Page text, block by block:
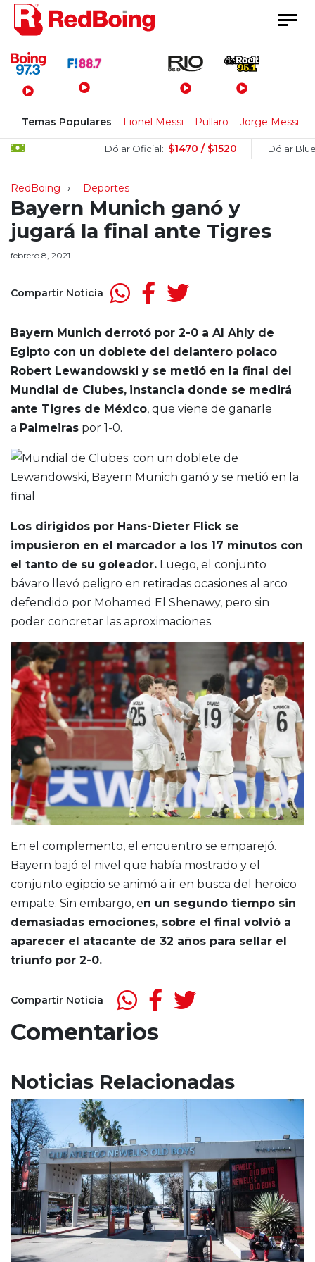
Menú Principal
Temas Populares Lionel Messi Pullaro Jorge Messi
Dólar Oficial: $1470 / $1520 Dólar Blue:
RedBoing Deportes
Bayern Munich ganó y
jugará la final ante Tigres
febrero 8, 2021
Compartir Noticia
Bayern Munich derrotó por 2-0 a Al Ahly de
Egipto con un doblete del delantero polaco
Robert Lewandowski y se metió en la final del
Mundial de Clubes, instancia donde se medirá
ante Tigres de México, que viene de ganarle
a Palmeiras por 1-0.
Los dirigidos por Hans-Dieter Flick se
impusieron en el marcador a los 17 minutos con
el tanto de su goleador. Luego, el conjunto
bávaro llevó peligro en retiradas ocasiones al arco
defendido por Mohamed El Shenawy, pero sin
poder concretar las aproximaciones.
En el complemento, el encuentro se emparejó.
Bayern bajó el nivel que había mostrado y el
conjunto egipcio se animó a ir en busca del heroico
empate. Sin embargo, en un segundo tiempo sin
demasiadas emociones, sobre el final volvió a
aparecer el atacante de 32 años para sellar el
triunfo por 2-0.
Compartir Noticia
Comentarios
Noticias Relacionadas